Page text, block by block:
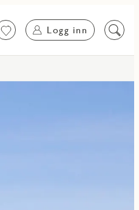
FavoritterLogg inn
Søk
på